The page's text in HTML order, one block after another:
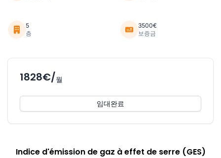
5
층
3500€
보증금
1828€/월
임대완료
Indice d'émission de gaz à effet de serre (GES)